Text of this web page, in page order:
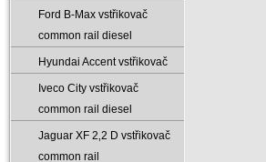
Ford B-Max vstřikovač
common rail diesel
Hyundai Accent vstřikovač
Iveco City vstřikovač
common rail diesel
Jaguar XF 2‚2 D vstřikovač
common rail